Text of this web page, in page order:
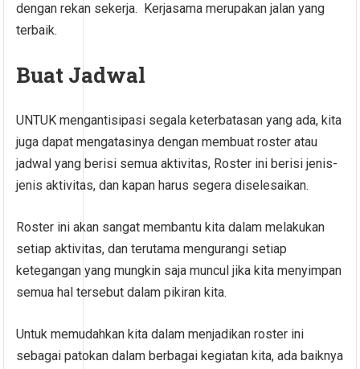
dengan rekan sekerja. Kerjasama merupakan jalan yang
terbaik.
Buat Jadwal
UNTUK mengantisipasi segala keterbatasan yang ada, kita
juga dapat mengatasinya dengan membuat roster atau
jadwal yang berisi semua aktivitas, Roster ini berisi jenis-
jenis aktivitas, dan kapan harus segera diselesaikan.
Roster ini akan sangat membantu kita dalam melakukan
setiap aktivitas, dan terutama mengurangi setiap
ketegangan yang mungkin saja muncul jika kita menyimpan
semua hal tersebut dalam pikiran kita.
Untuk memudahkan kita dalam menjadikan roster ini
sebagai patokan dalam berbagai kegiatan kita, ada baiknya